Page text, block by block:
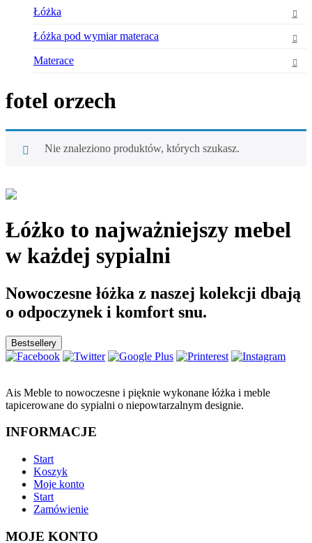
Łóżka
Łóżka pod wymiar materaca
Materace
fotel orzech
Nie znaleziono produktów, których szukasz.
Łóżko to najważniejszy mebel
w każdej sypialni
Nowoczesne łóżka z naszej kolekcji dbają
o odpoczynek i komfort snu.
Bestsellery
Ais Meble to nowoczesne i pięknie wykonane łóżka i meble
tapicerowane do sypialni o niepowtarzalnym designie.
INFORMACJE
Start
Koszyk
Moje konto
Start
Zamówienie
MOJE KONTO